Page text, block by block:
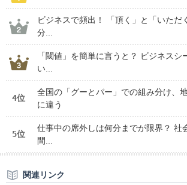
ビジネスで頻出！ 「頂く」と「いただ
分...
「閾値」を簡単に言うと？ ビジネスシ
い...
4位
全国の「グーとパー」での組み分け、
に違う
5位
仕事中の席外しは何分までが限界？ 社
間...
関連リンク